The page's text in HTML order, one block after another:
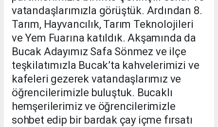
vatandaşlarımızla görüştük. Ardından 8.
Tarım, Hayvancılık, Tarım Teknolojileri
ve Yem Fuarına katıldık. Akşamında da
Bucak Adayımız Safa Sönmez ve ilçe
teşkilatımızla Bucak’ta kahvelerimizi ve
kafeleri gezerek vatandaşlarımız ve
öğrencilerimizle buluştuk. Bucaklı
hemşerilerimiz ve öğrencilerimizle
sohbet edip bir bardak çay içme fırsatı